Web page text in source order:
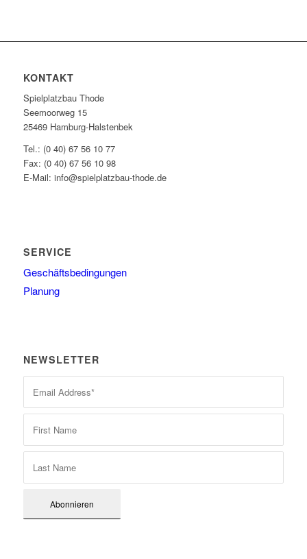
KONTAKT
Spielplatzbau Thode
Seemoorweg 15
25469 Hamburg-Halstenbek
Tel.: (0 40) 67 56 10 77
Fax: (0 40) 67 56 10 98
E-Mail: info@spielplatzbau-thode.de
SERVICE
Geschäftsbedingungen
Planung
NEWSLETTER